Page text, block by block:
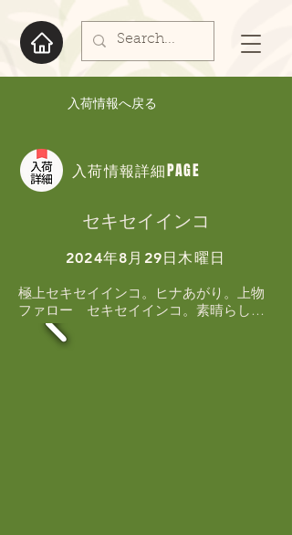
入荷情報へ戻る
入荷情報詳細PAGE
セキセイインコ
2024年8月29日木曜日
極上セキセイインコ。ヒナあがり。上物
ファロー　セキセイインコ。素晴らしい
発色のヒナあがりです！！1羽のみの入荷
です。